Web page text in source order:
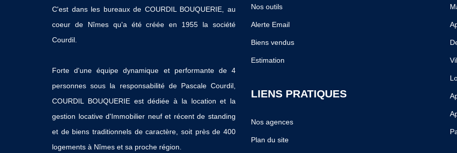
C'est dans les bureaux de COURDIL BOUQUERIE, au
coeur de Nîmes qu'a été créée en 1955 la société
Courdil.
Forte d'une équipe dynamique et performante de 4
personnes sous la responsabilité de Pascale Courdil,
COURDIL BOUQUERIE est dédiée à la location et la
gestion locative d'Immobilier neuf et récent de standing
et de biens traditionnels de caractère, soit près de 400
logements à Nîmes et sa proche région.
Nos outils
Alerte Email
Biens vendus
Estimation
LIENS PRATIQUES
Nos agences
Plan du site